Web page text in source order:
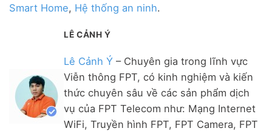
Smart Home, Hệ thống an ninh.
LÊ CẢNH Ý
Lê Cảnh Ý – Chuyên gia trong lĩnh vực
Viễn thông FPT, có kinh nghiệm và kiến
thức chuyên sâu về các sản phẩm dịch
vụ của FPT Telecom như: Mạng Internet
WiFi, Truyền hình FPT, FPT Camera, FPT